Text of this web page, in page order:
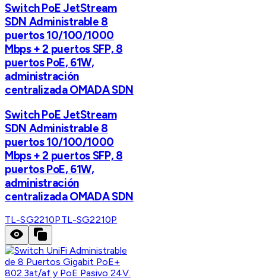
Switch PoE JetStream
SDN Administrable 8
puertos 10/100/1000
Mbps + 2 puertos SFP, 8
puertos PoE, 61W,
administración
centralizada OMADA SDN
Switch PoE JetStream
SDN Administrable 8
puertos 10/100/1000
Mbps + 2 puertos SFP, 8
puertos PoE, 61W,
administración
centralizada OMADA SDN
TL-SG2210PTL-SG2210P